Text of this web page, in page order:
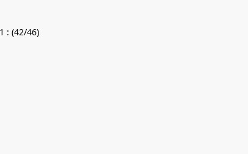
: (42/46)